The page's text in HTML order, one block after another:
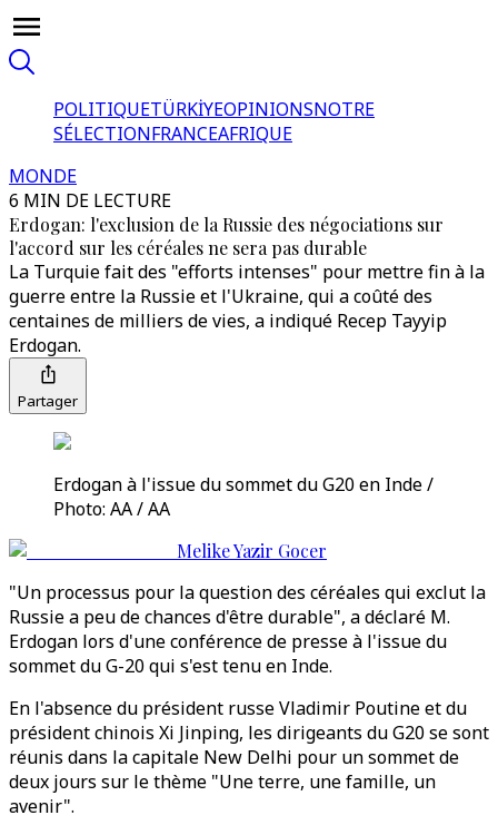
POLITIQUETÜRKİYEOPINIONSNOTRE
SÉLECTIONFRANCEAFRIQUE
MONDE
6 MIN DE LECTURE
Erdogan: l'exclusion de la Russie des négociations sur
l'accord sur les céréales ne sera pas durable
La Turquie fait des "efforts intenses" pour mettre fin à la
guerre entre la Russie et l'Ukraine, qui a coûté des
centaines de milliers de vies, a indiqué Recep Tayyip
Erdogan.
Partager
Erdogan à l'issue du sommet du G20 en Inde /
Photo: AA / AA
Melike Yazir Gocer
"Un processus pour la question des céréales qui exclut la
Russie a peu de chances d'être durable", a déclaré M.
Erdogan lors d'une conférence de presse à l'issue du
sommet du G-20 qui s'est tenu en Inde.
En l'absence du président russe Vladimir Poutine et du
président chinois Xi Jinping, les dirigeants du G20 se sont
réunis dans la capitale New Delhi pour un sommet de
deux jours sur le thème "Une terre, une famille, un
avenir".